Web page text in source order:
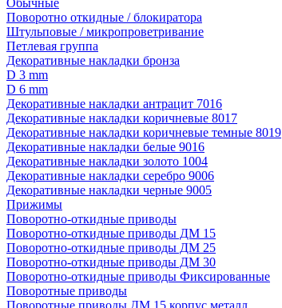
Обычные
Поворотно откидные / блокиратора
Штульповые / микропроветривание
Петлевая группа
Декоративные накладки бронза
D 3 mm
D 6 mm
Декоративные накладки антрацит 7016
Декоративные накладки коричневые 8017
Декоративные накладки коричневые темные 8019
Декоративные накладки белые 9016
Декоративные накладки золото 1004
Декоративные накладки серебро 9006
Декоративные накладки черные 9005
Прижимы
Поворотно-откидные приводы
Поворотно-откидные приводы ДМ 15
Поворотно-откидные приводы ДМ 25
Поворотно-откидные приводы ДМ 30
Поворотно-откидные приводы Фиксированные
Поворотные приводы
Поворотные приводы ДМ 15 корпус металл